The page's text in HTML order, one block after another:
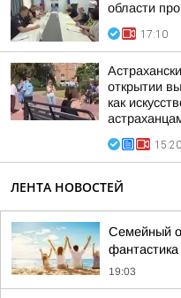
области
17:10
открытии
как
15:20
ЛЕНТА НОВОСТЕЙ
Семейный
фантастика
19:03